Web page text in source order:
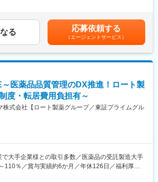
、社員一人ひとりの成長と働きやすさを重視した制
社の定める業務
、高分子物性、高分子合成、重合反応開発を担当
成技術＞
きた合成ノウハウに基づき、安定した高い品質と
限に抑えた合成ルートを開発。設計した分子を安価
自合成ルートを開発しました。
半導体の製造プロセスに用いられるEUV向けフォト
・VR向けのディスプレイ材料など、最先端の素
あり、選考を通じて上下する可能性があります。月
手当を含めた表記です。
る 応募依頼する
（エージェントサービス）
～医薬品品質管理のDX推進！ロート製
度・転居費用負担有～
株式会社【ロート製薬グループ／東証プライムグル
で大手企業様との取引多数／医薬品の受託製造大手
110％／賞与実績約6か月／年休126日／福利厚生